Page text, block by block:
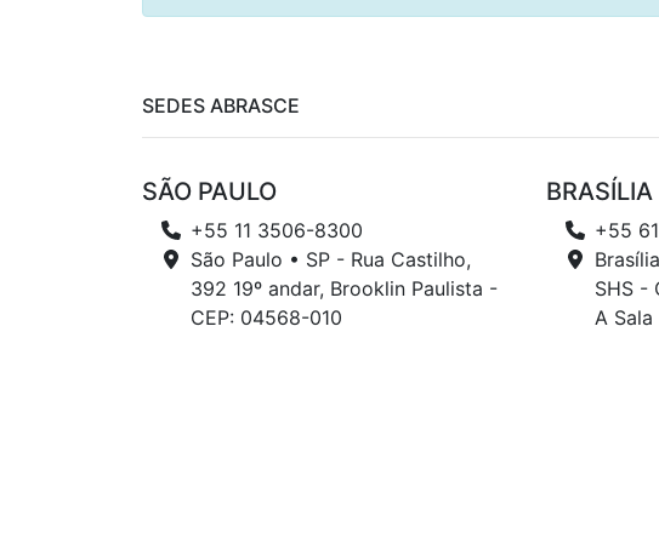
SEDES ABRASCE
SÃO PAULO
+55 11 3506-8300
São Paulo • SP - Rua Castilho,
392 19º andar, Brooklin Paulista -
CEP: 04568-010
BRASÍLIA
+55
SHS -
A